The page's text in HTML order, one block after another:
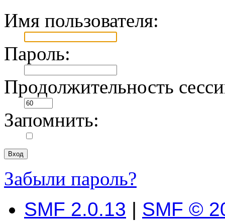
Имя пользователя:
Пароль:
Продолжительность
Запомнить:
Забыли пароль?
SMF 2.0.13 | SMF ©